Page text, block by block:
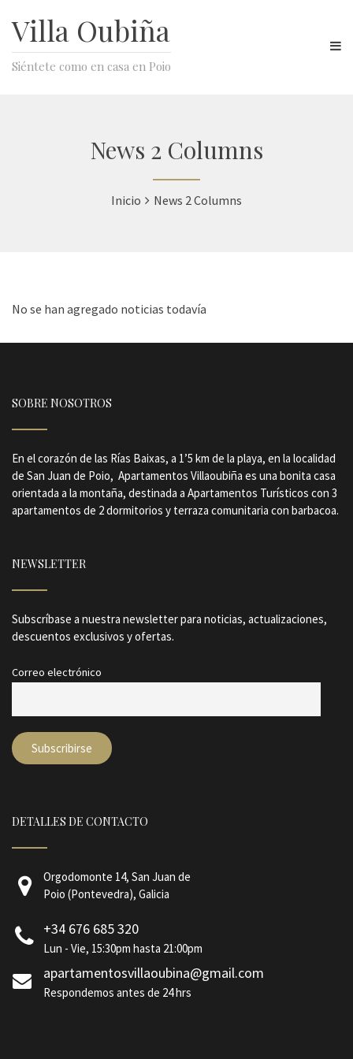
Villa Oubiña
Siéntete como en casa en Poio
News 2 Columns
Inicio News 2 Columns
No se han agregado noticias todavía
SOBRE NOSOTROS
En el corazón de las Rías Baixas, a 1’5 km de la playa, en la localidad
de San Juan de Poio, Apartamentos Villaoubiña es una bonita casa
orientada a la montaña, destinada a Apartamentos Turísticos con 3
apartamentos de 2 dormitorios y terraza comunitaria con barbacoa.
NEWSLETTER
Subscríbase a nuestra newsletter para noticias, actualizaciones,
descuentos exclusivos y ofertas.
Correo electrónico
DETALLES DE CONTACTO
Orgodomonte 14, San Juan de
Poio (Pontevedra), Galicia
+34 676 685 320
Lun - Vie, 15:30pm hasta 21:00pm
apartamentosvillaoubina@gmail.com
Respondemos antes de 24 hrs